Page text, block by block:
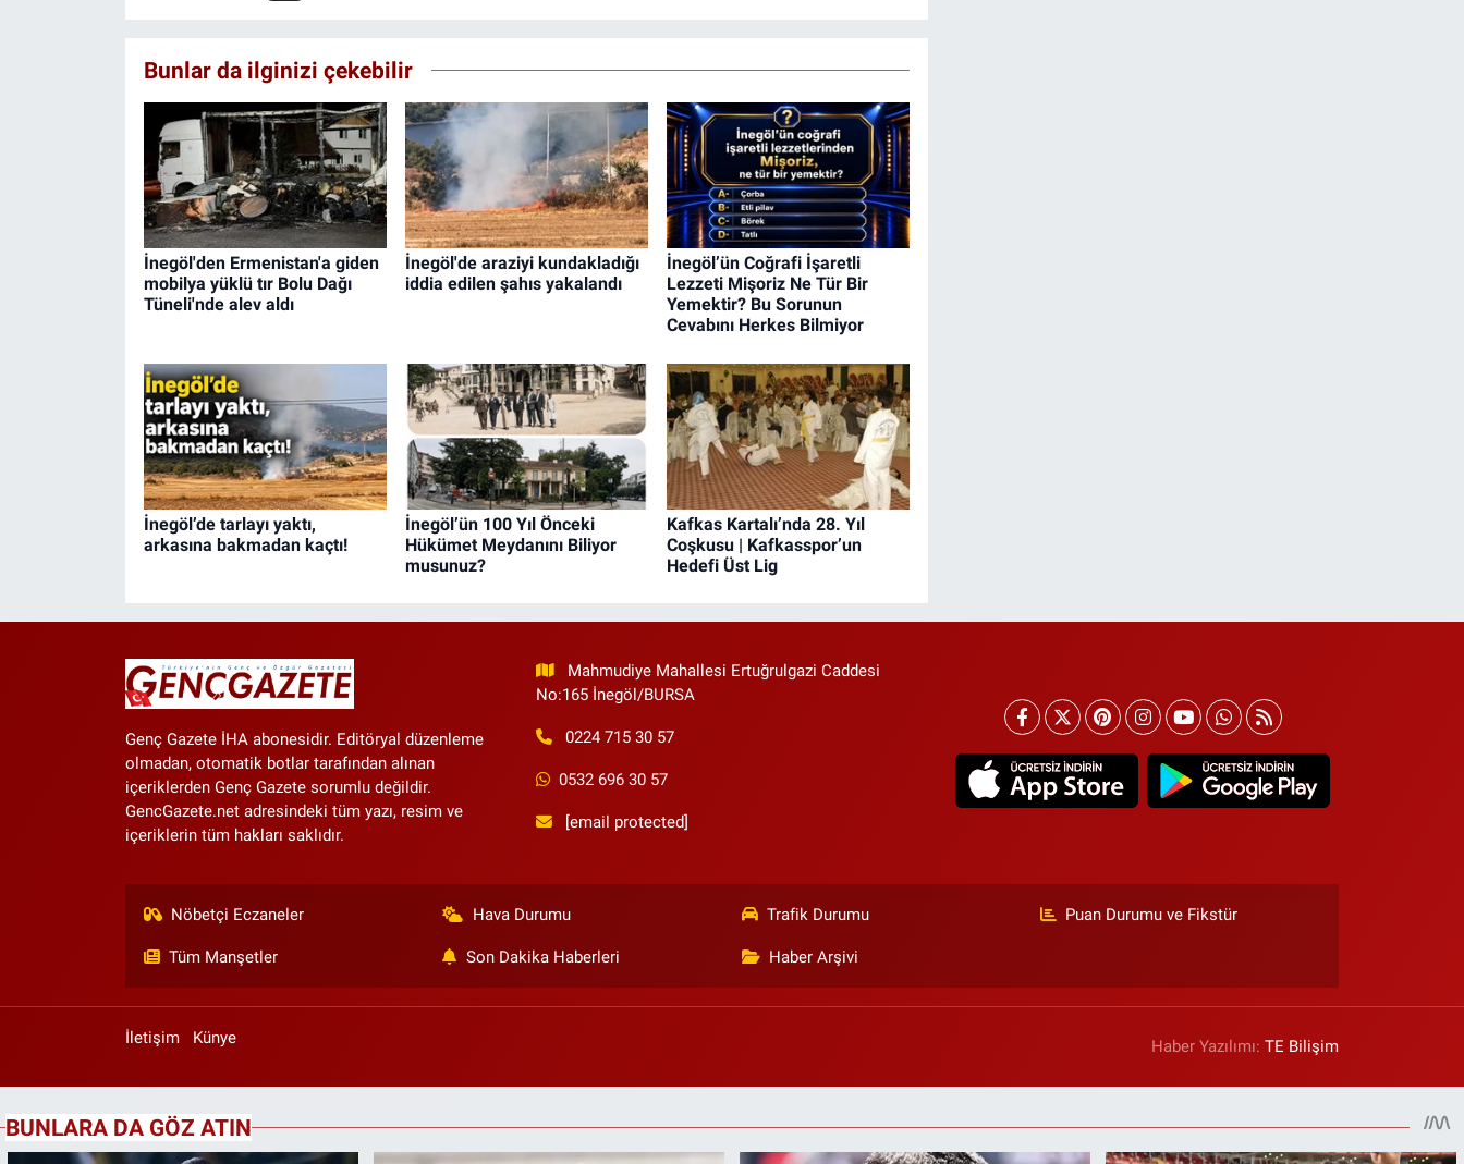
Bunlar da ilginizi çekebilir
İnegöl'den Ermenistan'a giden
mobilya yüklü tır Bolu Dağı
Tüneli'nde alev aldı
İnegöl'de araziyi kundakladığı
iddia edilen şahıs yakalandı
İnegöl’ün Coğrafi İşaretli
Lezzeti Mişoriz Ne Tür Bir
Yemektir? Bu Sorunun
Cevabını Herkes Bilmiyor
İnegöl’de tarlayı yaktı,
arkasına bakmadan kaçtı!
İnegöl’ün 100 Yıl Önceki
Hükümet Meydanını Biliyor
musunuz?
Kafkas Kartalı’nda 28. Yıl
Coşkusu | Kafkasspor’un
Hedefi Üst Lig
Genç Gazete İHA abonesidir. Editöryal düzenleme
olmadan, otomatik botlar tarafından alınan
içeriklerden Genç Gazete sorumlu değildir.
GencGazete.net adresindeki tüm yazı, resim ve
içeriklerin tüm hakları saklıdır.
Mahmudiye Mahallesi Ertuğrulgazi Caddesi
No:165 İnegöl/BURSA
0224 715 30 57
0532 696 30 57
[email protected]
Nöbetçi Eczaneler Hava Durumu Trafik Durumu Puan Durumu ve Fikstür
Tüm Manşetler Son Dakika Haberleri Haber Arşivi
İletişim Künye Haber Yazılımı:TE Bilişim